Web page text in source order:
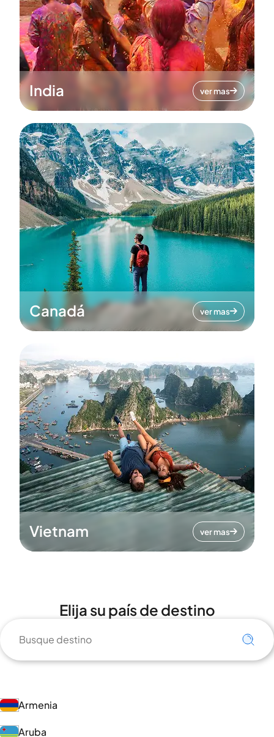
India ver mas
Canadá ver mas
Vietnam ver mas
Elija su país de destino
Armenia
Aruba